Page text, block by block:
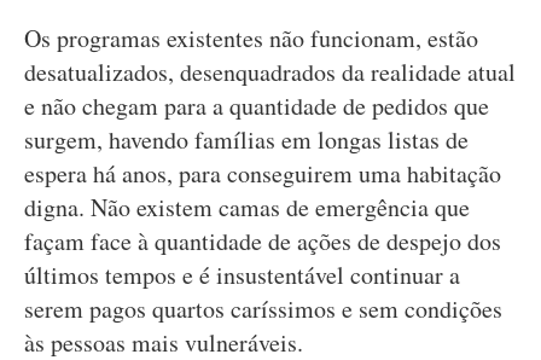
Os programas existentes não funcionam, estão
desatualizados, desenquadrados da realidade atual
e não chegam para a quantidade de pedidos que
surgem, havendo famílias em longas listas de
espera há anos, para conseguirem uma habitação
digna. Não existem camas de emergência que
façam face à quantidade de ações de despejo dos
últimos tempos e é insustentável continuar a
serem pagos quartos caríssimos e sem condições
às pessoas mais vulneráveis.